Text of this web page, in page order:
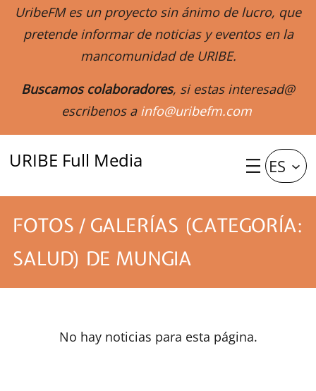
UribeFM es un proyecto sin ánimo de lucro, que
pretende informar de noticias y eventos en la
mancomunidad de URIBE.
Buscamos colaboradores, si estas interesad@
escribenos a info@uribefm.com
URIBE Full Media ES
FOTOS / GALERÍAS (CATEGORÍA:
SALUD) DE MUNGIA
No hay noticias para esta página.